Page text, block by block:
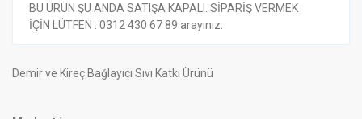
BU ÜRÜN ŞU ANDA SATIŞA KAPALI. SİPARİŞ VERMEK
İÇİN LÜTFEN : 0312 430 67 89 arayınız.
Demir ve Kireç Bağlayıcı Sıvı Katkı Ürünü